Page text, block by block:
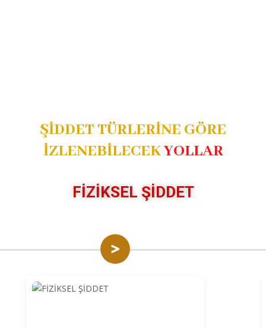
ŞİDDET TÜRLERİNE GÖRE
İZLENEBİLECEKYOLLAR
FİZİKSEL ŞİDDET